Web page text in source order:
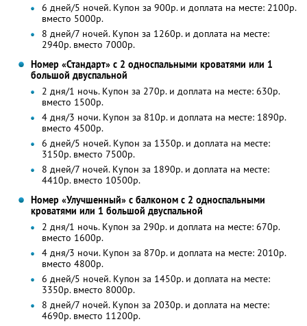
6 дней/5 ночей. Купон за 900р. и доплата на месте: 2100р.
вместо 5000р.
8 дней/7 ночей. Купон за 1260р. и доплата на месте:
2940р. вместо 7000р.
Номер «Стандарт» с 2 односпальными кроватями или 1
большой двуспальной
2 дня/1 ночь. Купон за 270р. и доплата на месте: 630р.
вместо 1500р.
4 дня/3 ночи. Купон за 810р. и доплата на месте: 1890р.
вместо 4500р.
6 дней/5 ночей. Купон за 1350р. и доплата на месте:
3150р. вместо 7500р.
8 дней/7 ночей. Купон за 1890р. и доплата на месте:
4410р. вместо 10500р.
Номер «Улучшенный» с балконом с 2 односпальными
кроватями или 1 большой двуспальной
2 дня/1 ночь. Купон за 290р. и доплата на месте: 670р.
вместо 1600р.
4 дня/3 ночи. Купон за 870р. и доплата на месте: 2010р.
вместо 4800р.
6 дней/5 ночей. Купон за 1450р. и доплата на месте:
3350р. вместо 8000р.
8 дней/7 ночей. Купон за 2030р. и доплата на месте:
4690р. вместо 11200р.